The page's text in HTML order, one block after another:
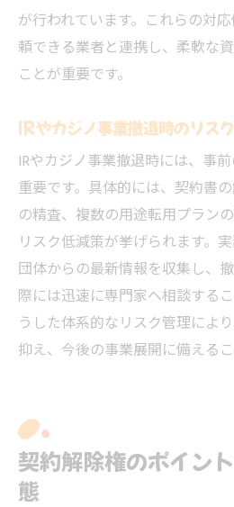
が行われています。これらの対
頼できる業者と連携し、柔軟な
ことが重要です。
IRやカジノ事業撤退時のリス
IRやカジノ事業撤退時には、事
重要です。具体的には、契約書
の精査、複数の用途転用プラン
リスク低減策が挙げられます。
団体からの最新情報を収集し、
際には迅速に専門家へ相談する
うした体系的なリスク管理によ
抑え、今後の事業展開に備えるこ
契約解除権のポイン
態